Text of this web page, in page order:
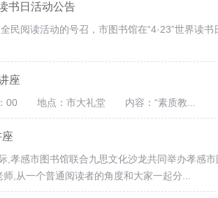
书日活动公告
阅读活动的号召，市图书馆在“4·23”世界读书
座
00 地点：市大礼堂 内容：“素质教...
感市图书馆联合九思文化沙龙共同举办孝感市
,从一个普通阅读者的角度和大家一起分...